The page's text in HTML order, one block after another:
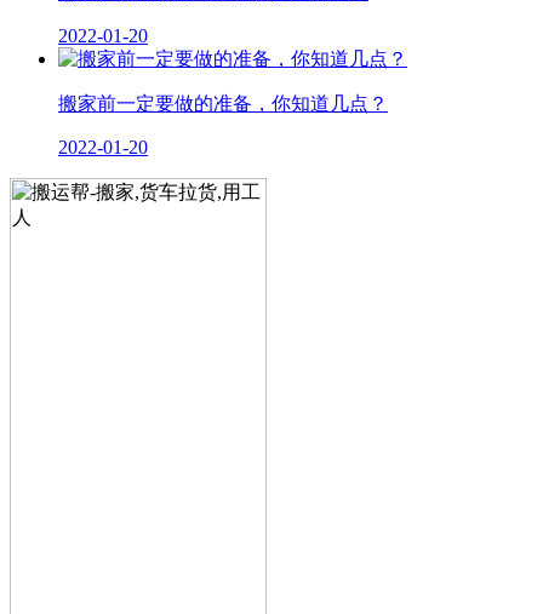
2022-01-20
搬家前一定要做的准备，你知道几点？
2022-01-20